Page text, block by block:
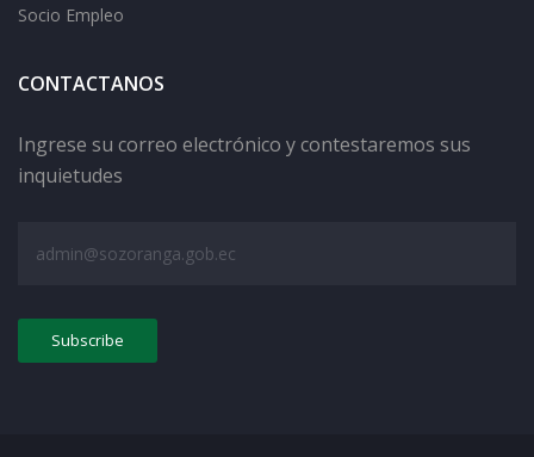
Socio Empleo
CONTACTANOS
Ingrese su correo electrónico y contestaremos sus
inquietudes